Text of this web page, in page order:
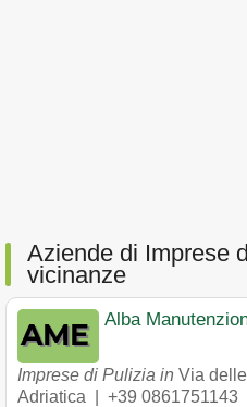
Aziende di Imprese
vicinanze
Alba
Imprese di Pulizia in Via
Adriatica
+39 0861751143